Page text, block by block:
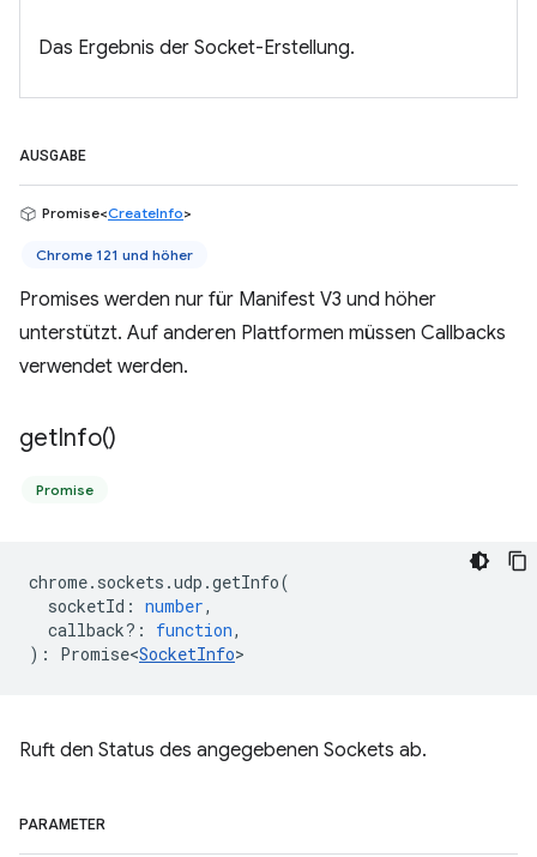
Das Ergebnis der Socket-Erstellung.
AUSGABE
Promise<CreateInfo>
Chrome 121 und höher
Promises werden nur für Manifest V3 und höher
unterstützt. Auf anderen Plattformen müssen Callbacks
verwendet werden.
getInfo()
Promise
chrome. sockets .udp .getInfo(
socketId : number,
callback? : function,
) : Promise<SocketInfo>
Ruft den Status des angegebenen Sockets ab.
PARAMETER